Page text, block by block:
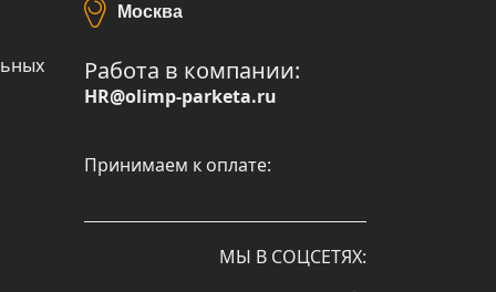
Москва
Работа в компании:
HR@olimp-parketa.ru
Принимаем к оплате:
МЫ В СОЦСЕТЯХ: